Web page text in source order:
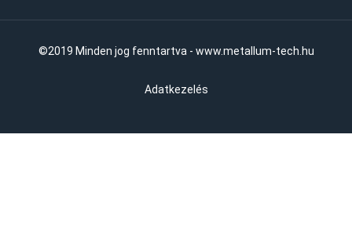
©2019 Minden jog fenntartva - www.metallum-tech.hu
Adatkezelés